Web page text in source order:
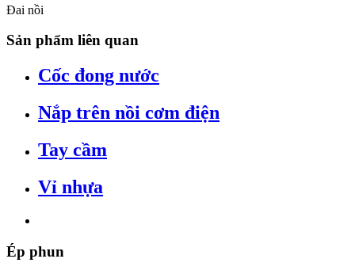
Đai nồi
Sản phẩm liên quan
Cốc đong nước
Nắp trên nồi cơm điện
Tay cầm
Vỉ nhựa
Ép phun